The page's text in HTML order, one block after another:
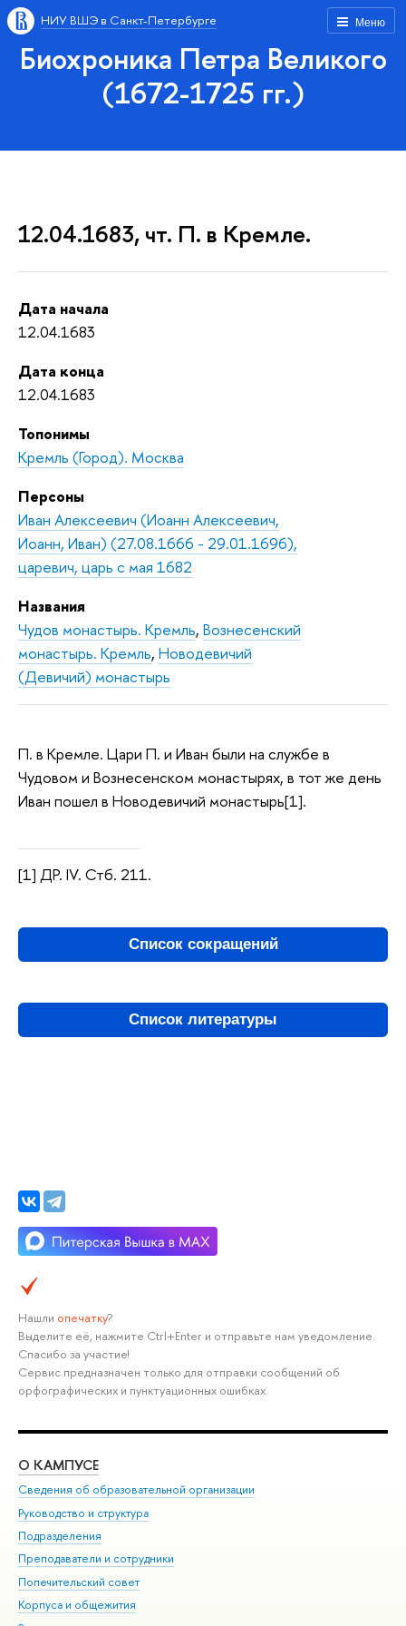
Меню
НИУ ВШЭ в Санкт-Петербурге
Биохроника Петра Великого
(1672-1725 гг.)
12.04.1683, чт. П. в Кремле.
Дата начала
12.04.1683
Дата конца
12.04.1683
Топонимы
Кремль (Город). Москва
Персоны
Иван Алексеевич (Иоанн Алексеевич,
Иоанн, Иван) (27.08.1666 - 29.01.1696),
царевич, царь с мая 1682
Названия
Чудов монастырь. Кремль, Вознесенский
монастырь. Кремль, Новодевичий
(Девичий) монастырь
П. в Кремле. Цари П. и Иван были на службе в
Чудовом и Вознесенском монастырях, в тот же день
Иван пошел в Новодевичий монастырь[1].
[1] ДР. IV. Стб. 211.
Список сокращений
Список литературы
Нашли опечатку?
Выделите её, нажмите Ctrl+Enter и отправьте нам уведомление.
Спасибо за участие!
Сервис предназначен только для отправки сообщений об
орфографических и пунктуационных ошибках.
О КАМПУСЕ
Сведения об образовательной организации
Руководство и структура
Подразделения
Преподаватели и сотрудники
Попечительский совет
Корпуса и общежития